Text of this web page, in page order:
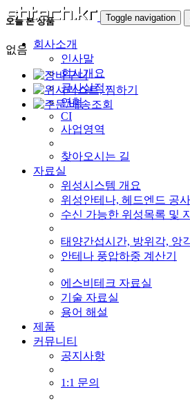
Toggle navigation
회사소개
인사말
회사개요
공사실적
연혁
CI
사업영역
찾아오시는 길
자료실
위성시스템 개요
위성안테나, 헤드엔드 공
수신 가능한 위성목록 및
태양간섭시간, 방위각, 앙
안테나 풍압하중 계산기
에스비테크 자료실
기술 자료실
용어 해설
제품
커뮤니티
공지사항
1:1 문의
오늘 본 상품
없음